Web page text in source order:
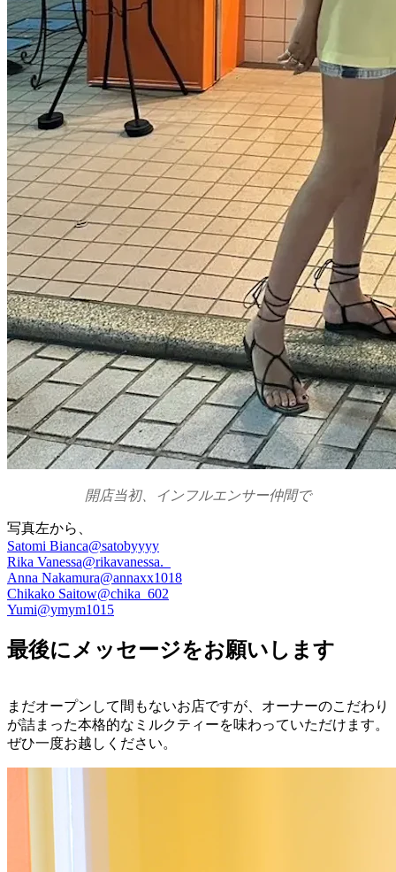
開店当初、インフルエンサー仲間で
写真左から、
Satomi Bianca@satobyyyy
Rika Vanessa@rikavanessa._
Anna Nakamura@annaxx1018
Chikako Saitow@chika_602
Yumi@ymym1015
最後にメッセージをお願いします
まだオープンして間もないお店ですが、オーナーのこだわり
が詰まった本格的なミルクティーを味わっていただけます。
ぜひ一度お越しください。